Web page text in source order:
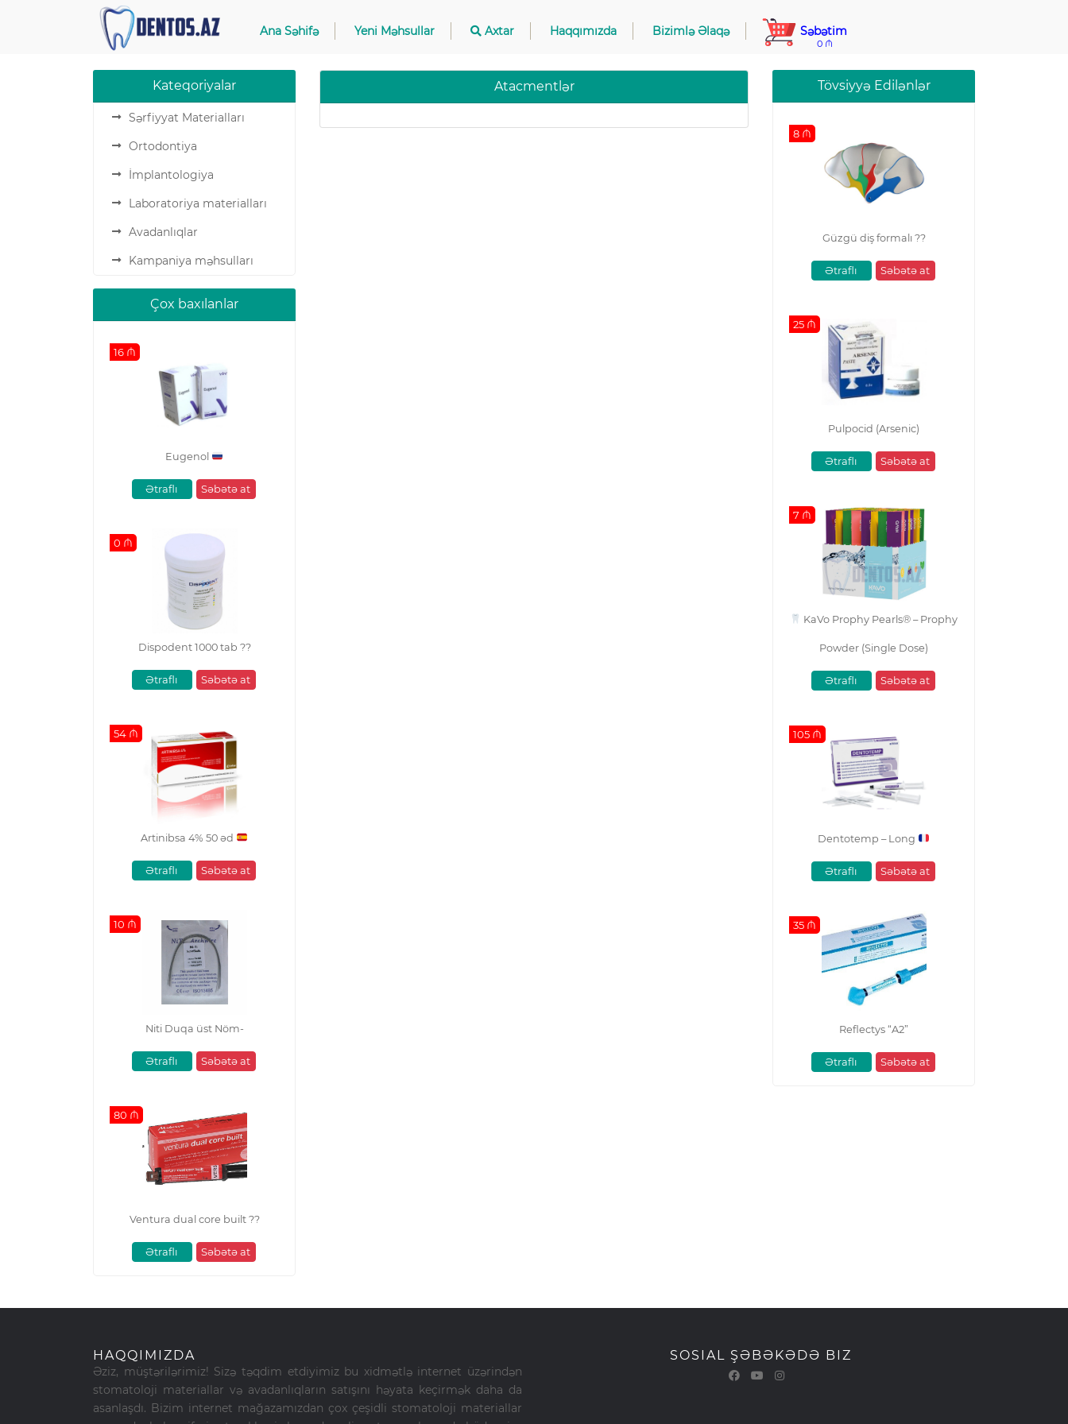
Ana Səhifə Yeni Məhsullar Axtar Haqqımızda Bizimlə Əlaqə Səbətim
0 ₼
Kateqoriyalar
Sərfiyyat Materialları
Ortodontiya
İmplantologiya
Laboratoriya materialları
Avadanlıqlar
Kampaniya məhsulları
Çox baxılanlar
Eugenol
Ətraflı Səbətə at
16 ₼
Dispodent 1000 tab ??
Ətraflı Səbətə at
0 ₼
Artinibsa 4% 50 əd
Ətraflı Səbətə at
54 ₼
Niti Duqa üst Nöm-
Ətraflı Səbətə at
10 ₼
Ventura dual core built ??
Ətraflı Səbətə at
80 ₼
Atacmentlər Tövsiyyə Edilənlər
Güzgü diş formalı ??
Ətraflı Səbətə at
8 ₼
Pulpocid (Arsenic)
Ətraflı Səbətə at
25 ₼
KaVo Prophy Pearls® – Prophy
Powder (Single Dose)
Ətraflı Səbətə at
7 ₼
Dentotemp – Long
Ətraflı Səbətə at
105 ₼
Reflectys “A2”
Ətraflı Səbətə at
35 ₼
HAQQIMIZDA
Əziz, müştərilərimiz! Sizə təqdim etdiyimiz bu xidmətlə internet üzərindən
stomatoloji materiallar və avadanlıqların satışını həyata keçirmək daha da
asanlaşdı. Bizim internet mağazamızdan çox çeşidli stomatoloji materiallar
SOSIAL ŞƏBƏKƏDƏ BIZ